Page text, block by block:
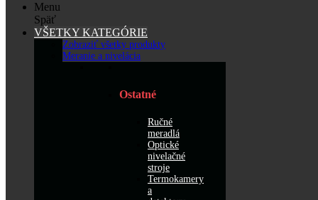
Menu
Späť
VŠETKY KATEGÓRIE
Zobraziť všetky produkty
Meranie a nivelácia
Ostatné
Ručné
meradlá
Optické
nivelačné
stroje
Termokamery
a